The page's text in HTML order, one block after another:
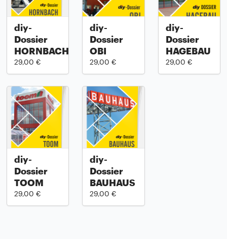
diy-
Dossier
HORNBACH
29,00 €
diy-
Dossier
OBI
29,00 €
diy-
Dossier
HAGEBAU
29,00 €
diy-
Dossier
TOOM
29,00 €
diy-
Dossier
BAUHAUS
29,00 €